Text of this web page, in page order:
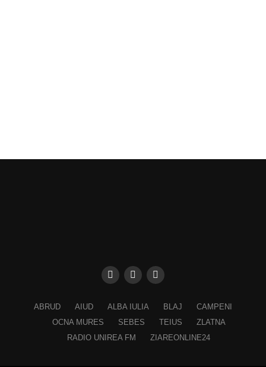
ABRUD AIUD ALBA IULIA BLAJ
CAMPENI
OCNA MURES
SEBES TEIUS
ZLATNA
RADIO UNIREA FM
ZIAREONLINE24